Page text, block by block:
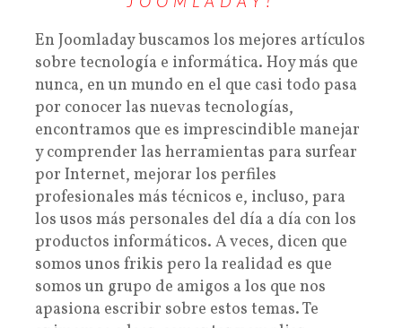
En Joomladay buscamos los mejores artículos
sobre tecnología e informática. Hoy más que
nunca, en un mundo en el que casi todo pasa
por conocer las nuevas tecnologías,
encontramos que es imprescindible manejar
y comprender las herramientas para surfear
por Internet, mejorar los perfiles
profesionales más técnicos e, incluso, para
los usos más personales del día a día con los
productos informáticos. A veces, dicen que
somos unos frikis pero la realidad es que
somos un grupo de amigos a los que nos
apasiona escribir sobre estos temas. Te